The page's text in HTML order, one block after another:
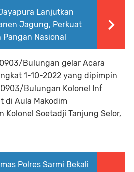
Lanjutkan
Jagung, Perkuat
Nasional
Bulungan gelar Acara
1-10-2022 yang dipimpin
Bulungan Kolonel Inf
di Aula Makodim
Soetadji Tanjung Selor,
Polres Sarmi Bekali